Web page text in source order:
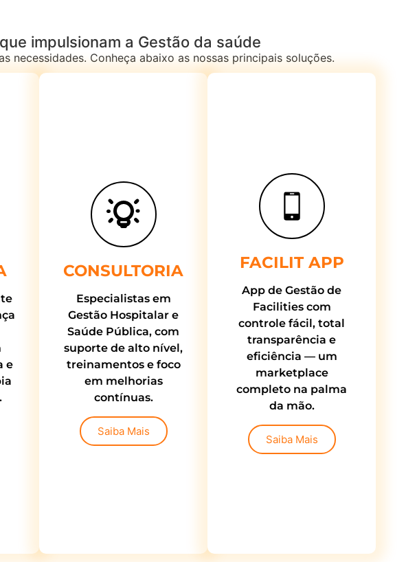
impulsionam a Gestão da saúde
necessidades. Conheça abaixo as nossas principais soluções.
e
CONSULTORIA
Especialistas em
Gestão Hospitalar e
Saúde Pública, com
suporte de alto nível,
treinamentos e foco
em melhorias
contínuas.
Saiba Mais
FACILIT APP
App de Gestão de
Facilities com
controle fácil, total
transparência e
eficiência — um
marketplace
completo na palma
da mão.
Saiba Mais